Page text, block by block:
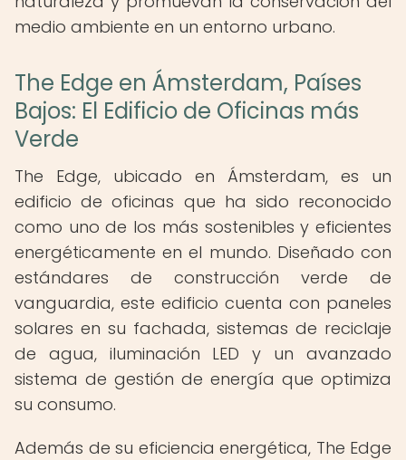
medio ambiente en un entorno urbano.
The Edge en Ámsterdam, Países
Bajos: El Edificio de Oficinas más
Verde
The Edge, ubicado en Ámsterdam, es un
edificio de oficinas que ha sido reconocido
como uno de los más sostenibles y eficientes
energéticamente en el mundo. Diseñado con
estándares de construcción verde de
vanguardia, este edificio cuenta con paneles
solares en su fachada, sistemas de reciclaje
de agua, iluminación LED y un avanzado
sistema de gestión de energía que optimiza
su consumo.
Además de su eficiencia energética, The Edge